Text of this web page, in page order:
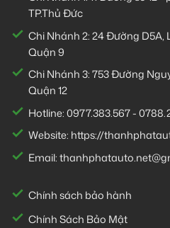
TP.Thủ Đức
Chi Nhánh 2:24 Đường D5A,
Quận 9
Chi Nhánh 3:753 Đường
Quận 12
Hotline:0977.383.567-
Website: https://
Email:
Chính sách bảo hành
Chính Sách Bảo Mật